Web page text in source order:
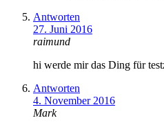
Antworten
27. Juni 2016
raimund
hi werde mir das Ding für
Antworten
4. November 2016
Mark